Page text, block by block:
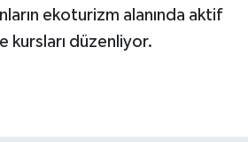
ekoturizm alanında aktif
kursları düzenliyor.